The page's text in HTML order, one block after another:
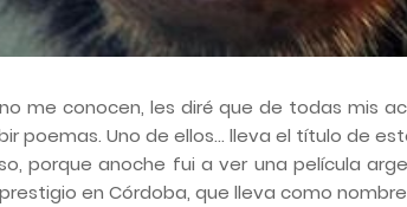
me conocen, les diré que de todas mis
poemas. Uno de ellos… lleva el título de
porque anoche fui a ver una película
en Córdoba, que lleva como nombre